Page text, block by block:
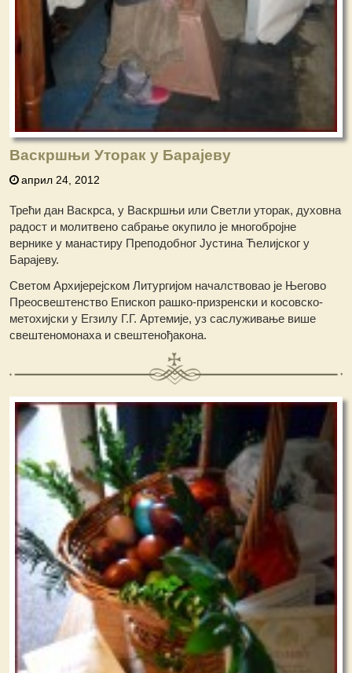
Васкршњи Уторак у Барајеву
април 24, 2012
Трећи дан Васкрса, у Васкршњи или Светли уторак, духовна
радост и молитвено сабрање окупило је многобројне
вернике у манастиру Преподобног Јустина Ћелијског у
Барајеву.
Светом Архијерејском Литургијом началствовао је Његово
Преосвештенство Епископ рашко-призренски и косовско-
метохијски у Егзилу Г.Г. Артемије, уз саслуживање више
свештеномонаха и свештенођакона.